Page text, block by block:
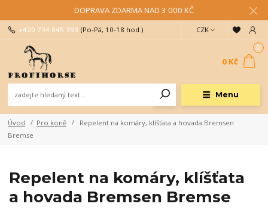
DOPRAVA ZDARMA NAD 3 000 KČ
Menu
CZK
+420 734 845 393 (Po-Pá, 10-18 hod.)
0
0 Kč
Úvod Pro koně
Repelent na komáry, klíšťata a hovada Bremsen
Bremse
Repelent na komáry, klíšťata
a hovada Bremsen Bremse